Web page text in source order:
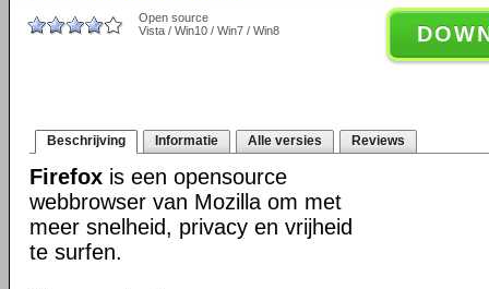
Open source
Vista / Win10 / Win7 / Win8
Beschrijving Informatie Alle versies Reviews
Firefox is een opensource
webbrowser van Mozilla om met
meer snelheid, privacy en vrijheid
te surfen.